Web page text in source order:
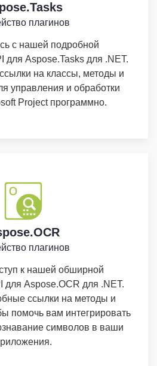
плагинов
с нашей подробной
для Aspose.Tasks для .NET.
на классы, методы и
управления и обработки
Project программно.
плагинов
к нашей обширной
для Aspose.OCR для .NET.
ссылки на методы и
помочь вам интегрировать
символов в ваши